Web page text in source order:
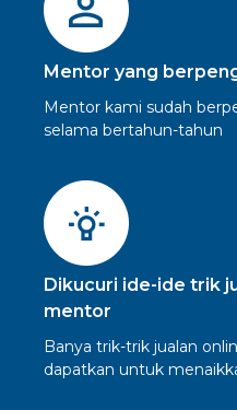
Mentor yang
Mentor kami sudah
selama bertahun-tahun
Dikucuri ide-ide trik
mentor
Banya trik-trik jualan
dapatkan untuk